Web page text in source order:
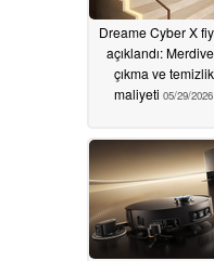
Dreame Cyber X
açıklandı:
çıkma ve temizlik
maliyeti 05/29/2026